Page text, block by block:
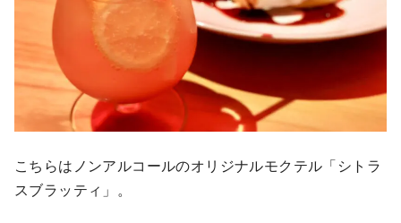
こちらはノンアルコールのオリジナルモクテル「シトラ
スブラッティ」。